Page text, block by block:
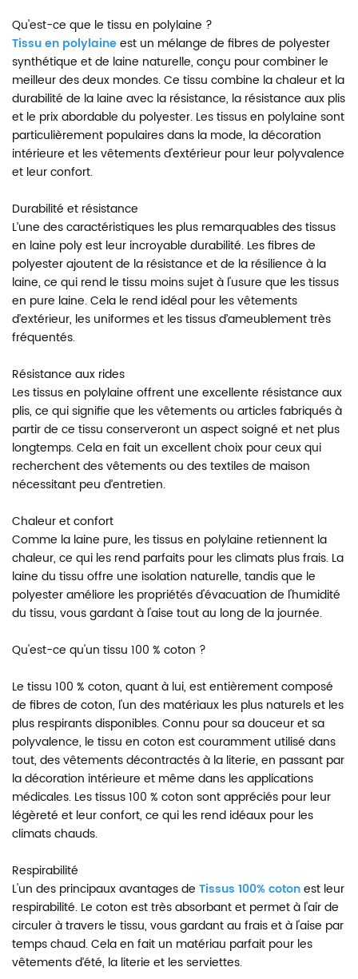
Qu'est-ce que le tissu en polylaine ?
Tissu en polylaineest un mélange de fibres de polyester
synthétique et de laine naturelle, conçu pour combiner le
meilleur des deux mondes. Ce tissu combine la chaleur et la
durabilité de la laine avec la résistance, la résistance aux plis
et le prix abordable du polyester. Les tissus en polylaine sont
particulièrement populaires dans la mode, la décoration
intérieure et les vêtements d'extérieur pour leur polyvalence
et leur confort.
Durabilité et résistance
L’une des caractéristiques les plus remarquables des tissus
en laine poly est leur incroyable durabilité. Les fibres de
polyester ajoutent de la résistance et de la résilience à la
laine, ce qui rend le tissu moins sujet à l'usure que les tissus
en pure laine. Cela le rend idéal pour les vêtements
d’extérieur, les uniformes et les tissus d’ameublement très
fréquentés.
Résistance aux rides
Les tissus en polylaine offrent une excellente résistance aux
plis, ce qui signifie que les vêtements ou articles fabriqués à
partir de ce tissu conserveront un aspect soigné et net plus
longtemps. Cela en fait un excellent choix pour ceux qui
recherchent des vêtements ou des textiles de maison
nécessitant peu d’entretien.
Chaleur et confort
Comme la laine pure, les tissus en polylaine retiennent la
chaleur, ce qui les rend parfaits pour les climats plus frais. La
laine du tissu offre une isolation naturelle, tandis que le
polyester améliore les propriétés d'évacuation de l'humidité
du tissu, vous gardant à l'aise tout au long de la journée.
Qu'est-ce qu'un tissu 100 % coton ?
Le tissu 100 % coton, quant à lui, est entièrement composé
de fibres de coton, l'un des matériaux les plus naturels et les
plus respirants disponibles. Connu pour sa douceur et sa
polyvalence, le tissu en coton est couramment utilisé dans
tout, des vêtements décontractés à la literie, en passant par
la décoration intérieure et même dans les applications
médicales. Les tissus 100 % coton sont appréciés pour leur
légèreté et leur confort, ce qui les rend idéaux pour les
climats chauds.
Respirabilité
L'un des principaux avantages de Tissus 100% cotonest leur
respirabilité. Le coton est très absorbant et permet à l'air de
circuler à travers le tissu, vous gardant au frais et à l'aise par
temps chaud. Cela en fait un matériau parfait pour les
vêtements d’été, la literie et les serviettes.